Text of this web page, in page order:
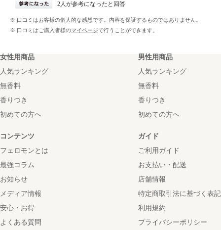
2人が参考になったと回答
※ 口コミはお客様の個人的な感想です。内容を保証するものではありません。
※ 口コミはご購入者様のマイページで行うことができます。
女性用商品
人気ランキング
無香料
香りつき
初めての方へ
男性用商品
人気ランキング
無香料
香りつき
初めての方へ
コンテンツ
フェロモンとは
最強コラム
お知らせ
メディア情報
安心・お得
よくある質問
ガイド
ご利用ガイド
お支払い・配送
店舗情報
特定商取引法に基づく表記
利用規約
プライバシーポリシー